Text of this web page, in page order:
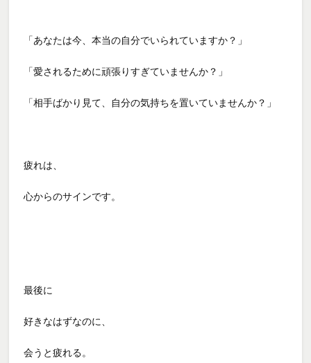
「あなたは今、本当の自分でいられていますか？」
「愛されるために頑張りすぎていませんか？」
「相手ばかり見て、自分の気持ちを置いていませんか？」
疲れは、
心からのサインです。
最後に
好きなはずなのに、
会うと疲れる。